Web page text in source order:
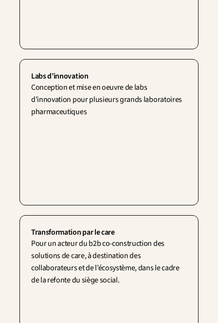
Labs d’innovation
Conception et mise en oeuvre de labs
d’innovation pour plusieurs grands laboratoires
pharmaceutiques
Transformation par le care
Pour un acteur du b2b co-construction des
solutions de care, à destination des
collaborateurs et de l’écosystème, dans le cadre
de la refonte du siège social.